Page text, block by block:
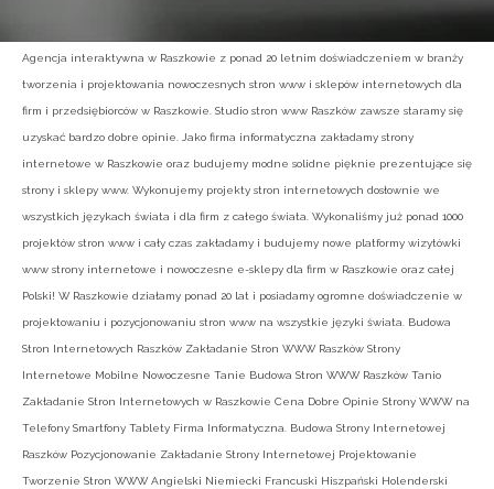
Agencja interaktywna w Raszkowie z ponad 20 letnim doświadczeniem w branży
tworzenia i projektowania nowoczesnych stron www i sklepów internetowych dla
firm i przedsiębiorców w Raszkowie. Studio stron www Raszków zawsze staramy się
uzyskać bardzo dobre opinie. Jako firma informatyczna zakładamy strony
internetowe w Raszkowie oraz budujemy modne solidne pięknie prezentujące się
strony i sklepy www. Wykonujemy projekty stron internetowych dosłownie we
wszystkich językach świata i dla firm z całego świata. Wykonaliśmy już ponad 1000
projektów stron www i cały czas zakładamy i budujemy nowe platformy wizytówki
www strony internetowe i nowoczesne e-sklepy dla firm w Raszkowie oraz całej
Polski! W Raszkowie działamy ponad 20 lat i posiadamy ogromne doświadczenie w
projektowaniu i pozycjonowaniu stron www na wszystkie języki świata. Budowa
Stron Internetowych Raszków Zakładanie Stron WWW Raszków Strony
Internetowe Mobilne Nowoczesne Tanie Budowa Stron WWW Raszków Tanio
Zakładanie Stron Internetowych w Raszkowie Cena Dobre Opinie Strony WWW na
Telefony Smartfony Tablety Firma Informatyczna. Budowa Strony Internetowej
Raszków Pozycjonowanie Zakładanie Strony Internetowej Projektowanie
Tworzenie Stron WWW Angielski Niemiecki Francuski Hiszpański Holenderski